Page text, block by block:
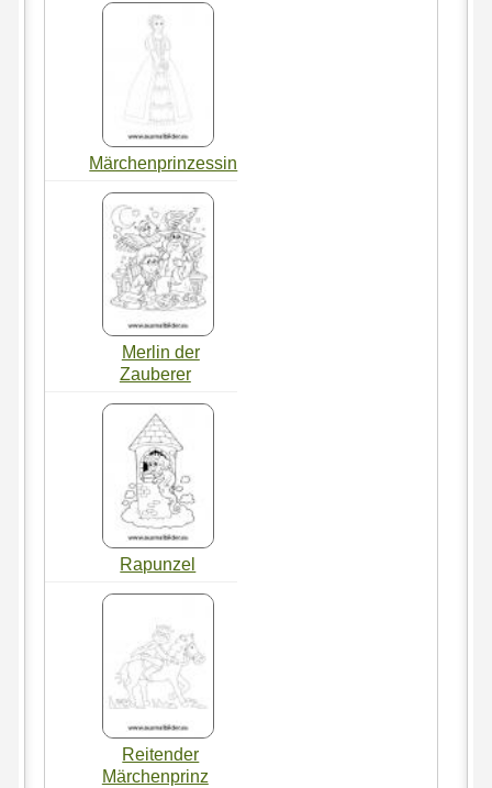
Märchenprinzessin
Merlin der
Zauberer
Rapunzel
Reitender
Märchenprinz